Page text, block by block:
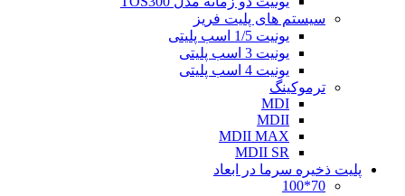
سیستم های پلیت فریز
یونیت 1/5 اسب پلیتی
یونیت 3 اسب پلیتی
یونیت 4 اسب پلیتی
ترموکینگ
MDI
MDII
MDII MAX
MDII SR
پلیت ذخیره سرما در ابعاد
70*100